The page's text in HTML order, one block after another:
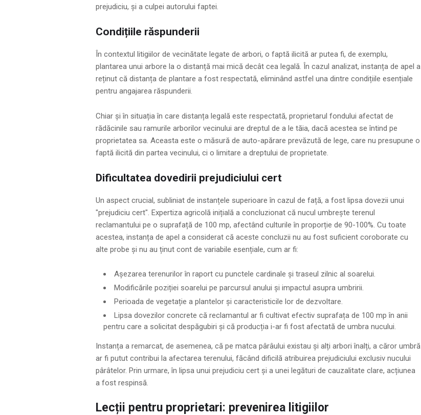
prejudiciu, și a culpei autorului faptei.
Condițiile răspunderii
În contextul litigiilor de vecinătate legate de arbori, o faptă ilicită ar putea fi, de exemplu,
plantarea unui arbore la o distanță mai mică decât cea legală. În cazul analizat, instanța de apel a
reținut că distanța de plantare a fost respectată, eliminând astfel una dintre condițiile esențiale
pentru angajarea răspunderii.
Chiar și în situația în care distanța legală este respectată, proprietarul fondului afectat de
rădăcinile sau ramurile arborilor vecinului are dreptul de a le tăia, dacă acestea se întind pe
proprietatea sa. Aceasta este o măsură de auto-apărare prevăzută de lege, care nu presupune o
faptă ilicită din partea vecinului, ci o limitare a dreptului de proprietate.
Dificultatea dovedirii prejudiciului cert
Un aspect crucial, subliniat de instanțele superioare în cazul de față, a fost lipsa dovezii unui
"prejudiciu cert". Expertiza agricolă inițială a concluzionat că nucul umbrește terenul
reclamantului pe o suprafață de 100 mp, afectând culturile în proporție de 90-100%. Cu toate
acestea, instanța de apel a considerat că aceste concluzii nu au fost suficient coroborate cu
alte probe și nu au ținut cont de variabile esențiale, cum ar fi:
Așezarea terenurilor în raport cu punctele cardinale și traseul zilnic al soarelui.
Modificările poziției soarelui pe parcursul anului și impactul asupra umbririi.
Perioada de vegetație a plantelor și caracteristicile lor de dezvoltare.
Lipsa dovezilor concrete că reclamantul ar fi cultivat efectiv suprafața de 100 mp în anii
pentru care a solicitat despăgubiri și că producția i-ar fi fost afectată de umbra nucului.
Instanța a remarcat, de asemenea, că pe matca pârâului existau și alți arbori înalți, a căror umbră
ar fi putut contribui la afectarea terenului, făcând dificilă atribuirea prejudiciului exclusiv nucului
pârâtelor. Prin urmare, în lipsa unui prejudiciu cert și a unei legături de cauzalitate clare, acțiunea
a fost respinsă.
Lecții pentru proprietari: prevenirea litigiilor